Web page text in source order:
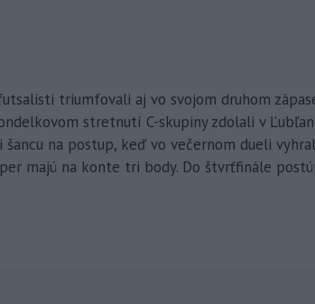
triumfovali aj vo svojom druhom
stretnutí C-skupiny zdolali v
šancu na postup, keď vo večernom dueli
majú na konte tri body. Do štvrťfinále